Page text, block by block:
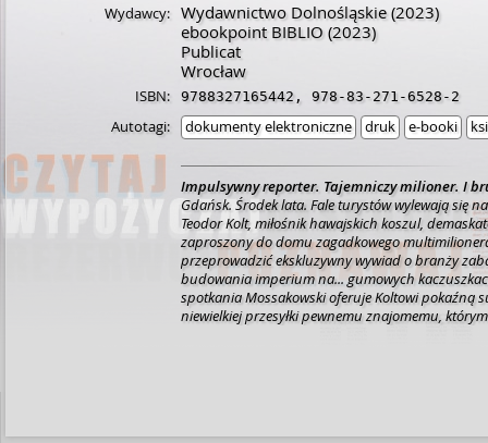
Wydawcy: Wydawnictwo Dolnośląskie(2023)
ebookpoint BIBLIO(2023)
Publicat
Wrocław
ISBN: 9788327165442 , 978-83-271-6528-2
Autotagi: dokumenty elektroniczne druk e-booki
Impulsywny reporter. Tajemniczy milioner. I
Gdańsk. Środek lata. Fale turystów wylewają się
Teodor Kolt, miłośnik hawajskich koszul,
zaproszony do domu zagadkowego
przeprowadzić ekskluzywny wywiad o branży
budowania imperium na... gumowych
spotkania Mossakowski oferuje Koltowi pokaźną
niewielkiej przesyłki pewnemu znajomemu,